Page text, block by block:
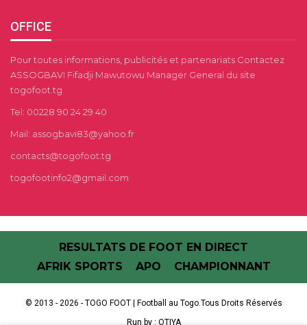
OFFICE
Pour toutes informations, publicités et partenariats Contactez
ASSOGBAVI Fifadji Mawutowu Manager General du site
togofoot.tg
Tel: 00228 90 24 29 40
Mail: assogbavi83@yahoo.fr
contacts@togofoot.tg
togofootinfo2@gmail.com
RESULTATS DE FOOT EN DIRECT
AFRIK SPORTS
APO CHAMPIONNANT
© 2013 - 2026 - TOGO FOOT | Football au Togo.Tous Droits Réservés
Run by : OTIYA